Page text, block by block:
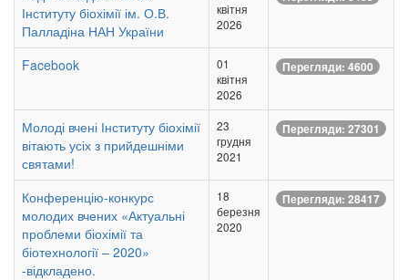
Інституту біохімії ім. О.В.
Палладіна НАН України
квітня
2026
Facebook
01
квітня
2026
Перегляди: 4600
Молоді вчені Інституту біохімії
вітають усіх з прийдешніми
святами!
23
грудня
2021
Перегляди: 27301
Конференцію-конкурс
молодих вчених «Актуальні
проблеми біохімії та
біотехнології – 2020»
-відкладено.
18
березня
2020
Перегляди: 28417